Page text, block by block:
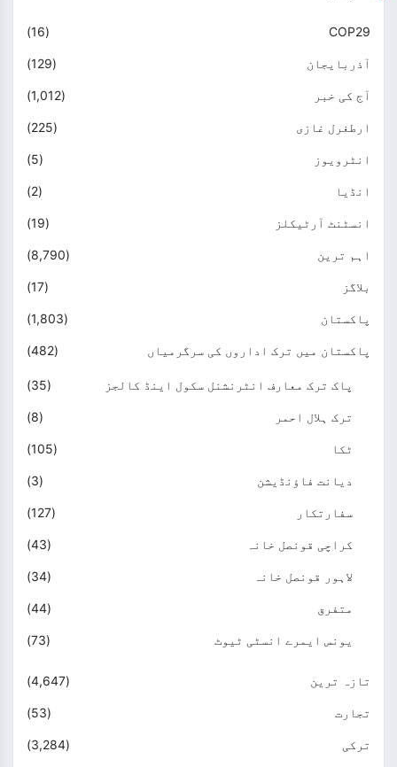
COP29
(16)
آذربایجان (129)
آج کی خبر (1,012)
ارطغرل غازی (225)
انٹرویوز (5)
انڈیا (2)
انسٹنٹ آرٹیکلز (19)
اہم ترین (8,790)
بلاگز (17)
پاکستان (1,803)
پاکستان میں ترک اداروں کی سرگرمیاں (482)
پاک ترک معارف انٹرنشنل سکول اینڈ کالجز (35)
ترک ہلال احمر (8)
ٹکا (105)
دیانت فاؤنڈیشن (3)
سفارتکار (127)
کراچی قونصل خانہ (43)
لاہور قونصل خانہ (34)
متفرق (44)
یونس ایمرے انسٹی ٹیوٹ (73)
تازہ ترین (4,647)
تجارت (53)
ترکی (3,284)